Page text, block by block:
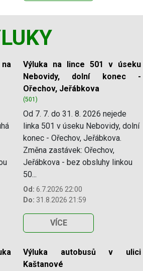
Výluka na lince 501 v úseku
Nebovidy, dolní konec -
Ořechov, Jeřábkova
(501)
Od 7. 7. do 31. 8. 2026 nejede
linka 501 v úseku Nebovidy, dolní
konec - Ořechov, Jeřábkova.
Změna zastávek: Ořechov,
Jeřábkova - bez obsluhy linkou
50...
Od: 6.7.2026 22:00
Do: 31.8.2026 21:59
VÍCE
Výluka autobusů v ulici
Kaštanové